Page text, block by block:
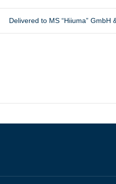
Delivered to MS “Hiiuma” GmbH